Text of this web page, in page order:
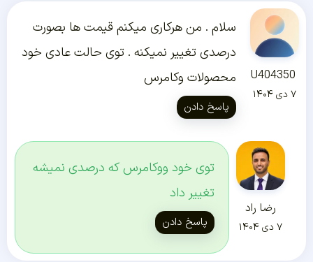
U404350
۷ دی ۱۴۰۴
سلام . من هرکاری میکنم قیمت ها بصورت
درصدی تغییر نمیکنه . توی حالت عادی خود
محصولات وکامرس
پاسخ دادن
رضا راد
۷ دی ۱۴۰۴
توی خود ووکامرس که درصدی نمیشه
تغییر داد
پاسخ دادن